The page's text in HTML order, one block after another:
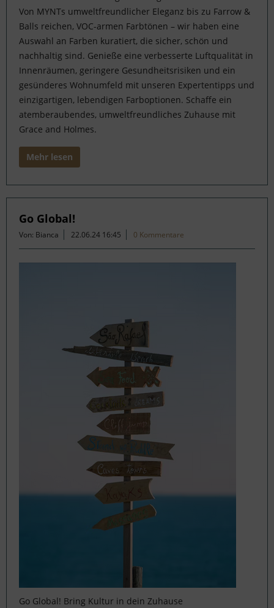
Von MYNTs umweltfreundlicher Eleganz bis zu Farrow &
Balls reichen, VOC-armen Farbtönen – wir haben eine
Auswahl an Farben kuratiert, die sicher, schön und
nachhaltig sind. Genieße eine verbesserte Luftqualität in
Innenräumen, geringere Gesundheitsrisiken und ein
gesünderes Wohnumfeld mit unseren Expertentipps und
einzigartigen, lebendigen Farboptionen. Schaffe ein
atemberaubendes, umweltfreundliches Zuhause mit
Grace and Holmes.
Mehr lesen
Go Global!
Von: Bianca 22.06.24 16:45 0 Kommentare
Go Global! Bring Kultur in dein Zuhause